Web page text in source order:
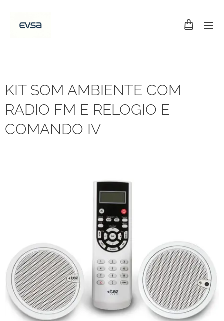
KIT SOM AMBIENTE COM
RADIO FM E RELOGIO E
COMANDO IV